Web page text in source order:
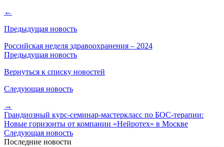
←
Предыдущая новость
Российская неделя здравоохранения – 2024
Предыдущая новость
Вернуться к списку новостей
Следующая новость
→
Грандиозный курс-семинар-мастеркласс по БОС-терапии:
Новые горизонты от компании «Нейротех» в Москве
Следующая новость
Последние новости